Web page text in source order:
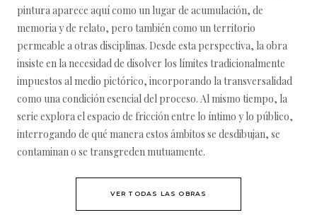
pintura aparece aquí como un lugar de acumulación, de
memoria y de relato, pero también como un territorio
permeable a otras disciplinas. Desde esta perspectiva, la obra
insiste en la necesidad de disolver los límites tradicionalmente
impuestos al medio pictórico, incorporando la transversalidad
como una condición esencial del proceso. Al mismo tiempo, la
serie explora el espacio de fricción entre lo íntimo y lo público,
interrogando de qué manera estos ámbitos se desdibujan, se
contaminan o se transgreden mutuamente.
VER TODAS LAS OBRAS